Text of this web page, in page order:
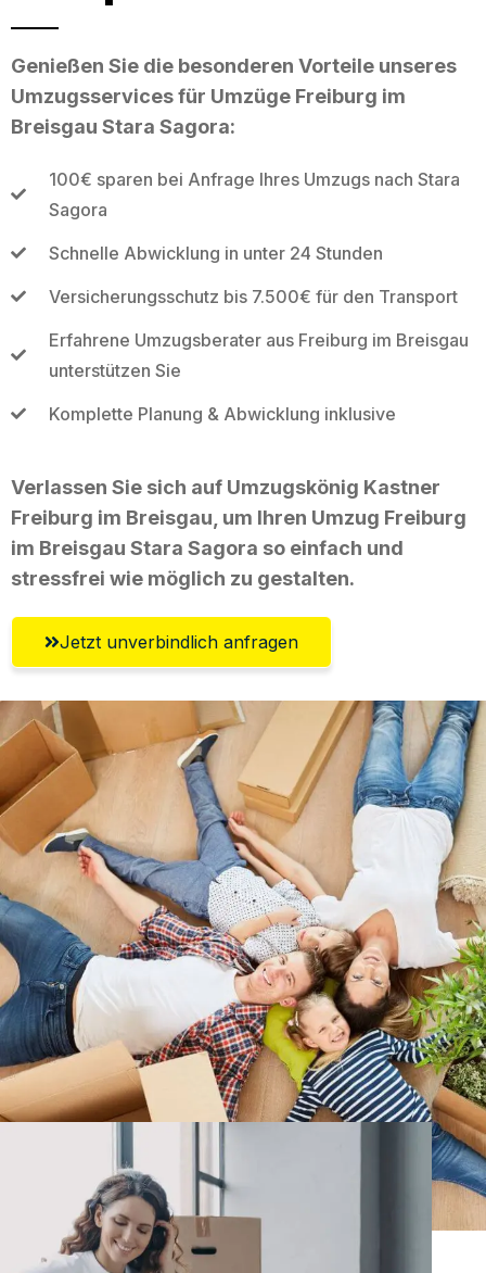
Genießen Sie die besonderen Vorteile unseres
Umzugsservices für Umzüge Freiburg im
Breisgau Stara Sagora:
100€ sparen bei Anfrage Ihres Umzugs nach Stara
Sagora
Schnelle Abwicklung in unter 24 Stunden
Versicherungsschutz bis 7.500€ für den Transport
Erfahrene Umzugsberater aus Freiburg im Breisgau
unterstützen Sie
Komplette Planung & Abwicklung inklusive
Verlassen Sie sich auf Umzugskönig Kastner
Freiburg im Breisgau, um Ihren Umzug Freiburg
im Breisgau Stara Sagora so einfach und
stressfrei wie möglich zu gestalten.
Jetzt unverbindlich anfragen